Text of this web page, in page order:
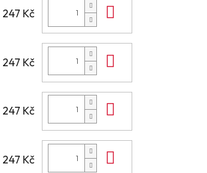
247 Kč
247 Kč
247 Kč
247 Kč